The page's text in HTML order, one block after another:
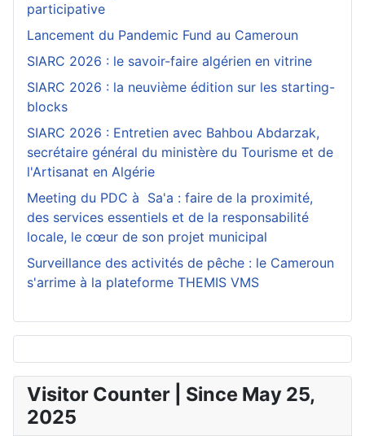
participative
Lancement du Pandemic Fund au Cameroun
SIARC 2026 : le savoir-faire algérien en vitrine
SIARC 2026 : la neuvième édition sur les starting-
blocks
SIARC 2026 : Entretien avec Bahbou Abdarzak,
secrétaire général du ministère du Tourisme et de
l'Artisanat en Algérie
Meeting du PDC à Sa'a : faire de la proximité,
des services essentiels et de la responsabilité
locale, le cœur de son projet municipal
Surveillance des activités de pêche : le Cameroun
s'arrime à la plateforme THEMIS VMS
Visitor Counter | Since May 25,
2025